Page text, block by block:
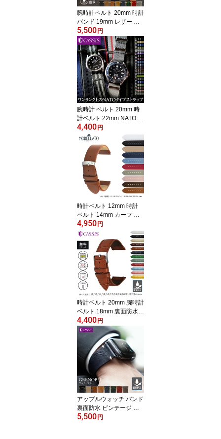
ルト交換用工具付
腕時計ベルト 20mm 時計
バンド 19mm レザー 本
革 アンティーク ビンテ
ージ 交換ベルト 16mm 2
2mm 24mm GRENOBLE
グルノーブル CASSIS カ
シス 18mm 時計 ベルト1
7mm 交換 カーフ 牛革 バ
ンド 時計バンド 裏面防
水 X0031331
5,500円
腕時計 ベルト 20mm 時
計ベルト 22mm NATO ベ
ルト ポリアミド ストラ
ップ TYPE NATO LX(LU
XURY) タイプナトー エ
ルエックス 時計バンド 1
8mm CASSIS カシス 交
換ベルト ベルト バンド
NATOベルト ナイロン X1
126CS1 スマートウォッ
4,400円
時計ベルト 12mm 時計
ベルト 14mm カーフ 牛
革 MORELLATO モレラ
ート MICRA マイクラ X5
126875 8mm 10mm 16m
m 時計 バンド 18mm 時
計バンド 20mm 22mm 2
4mm 時計バンド 替えベ
ルト 替えバンド ベルト
交換 スマートウォッチ
4,950円
時計ベルト 20mm 腕時計
ベルト 18mm 裏面防水
簡単交換 レザー 時計バ
ンド 22mm 交換ベルト
カーフ 型押し x1022238
バンド 時計バンド 時計
バンド 12mm 13mm 14
mm 15mm 16mm 17mm
19mm 21mm 24mm 簡単
ベルト交換用工具付 男性
女性 メンズ CASSIS カ
シス AVALLON アバロン
4,400円
アップルウォッチ バンド
裏面防水 ビンテージ ア
ンティーク AppleWatch
5,500円